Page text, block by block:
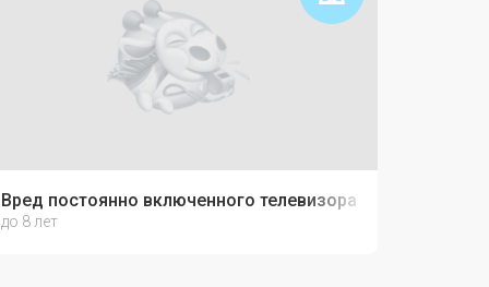
Вред постоянно включенного телевизора
до 8 лет